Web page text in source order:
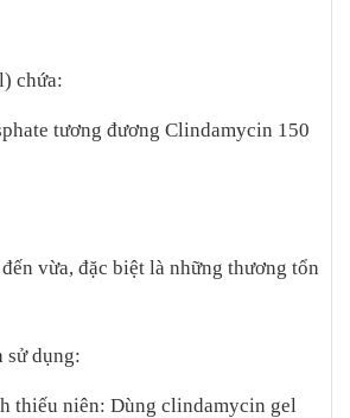
chứa:
tương đương Clindamycin 150
vừa, đặc biệt là những thương tổn
sử dụng:
thiếu niên: Dùng clindamycin gel